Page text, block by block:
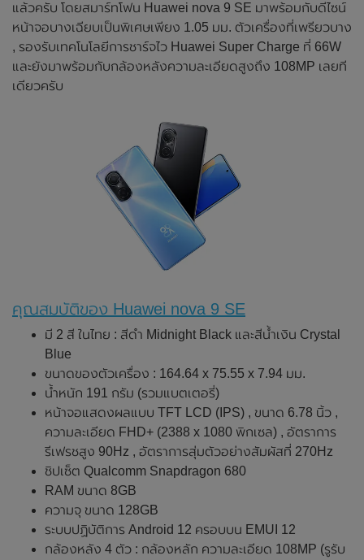
แล้วครับ โดยสมาร์ทโฟน Huawei nova 9 SE มาพร้อมกับดีไซน์
หน้าจอบางเฉียบเป็นพิเศษเพียง 1.05 มม. ตัวเครื่องที่เพรียวบาง
, รองรับเทคโนโลยีการชาร์จไว Huawei Super Charge ที่ 66W
และยังมาพร้อมกับกล้องหลังความละเอียดสูงถึง 108MP เลยที
เดียวครับ
คุณสมบัติของ Huawei nova 9 SE
มี 2 สี ในไทย : สีดำ Midnight Black และสีน้ำเงิน Crystal
Blue
ขนาดของตัวเครื่อง : 164.64 x 75.55 x 7.94 มม.
น้ำหนัก 191 กรัม (รวมแบตเตอรี่)
หน้าจอแสดงผลแบบ TFT LCD (IPS) , ขนาด 6.78 นิ้ว ,
ความละเอียด FHD+ (2388 x 1080 พิกเซล) , อัตราการ
รีเฟรชสูง 90Hz , อัตราการสุ่มตัวอย่างสัมผัสที่ 270Hz
ชิปเซ็ต Qualcomm Snapdragon 680
RAM ขนาด 8GB
ความจุ ขนาด 128GB
ระบบปฏิบัติการ Android 12 ครอบบน EMUI 12
กล้องหลัง 4 ตัว : กล้องหลัก ความละเอียด 108MP (รูรับ